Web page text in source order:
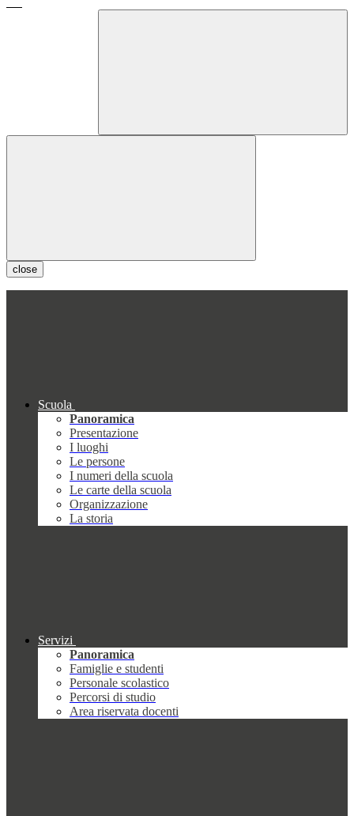
close
Scuola
Panoramica
Presentazione
I luoghi
Le persone
I numeri della scuola
Le carte della scuola
Organizzazione
La storia
Servizi
Panoramica
Famiglie e studenti
Personale scolastico
Percorsi di studio
Area riservata docenti